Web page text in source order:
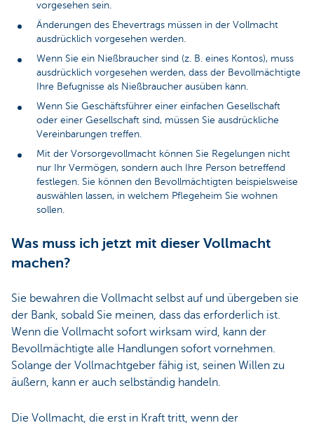
vorgesehen sein.
Änderungen des Ehevertrags müssen in der Vollmacht
ausdrücklich vorgesehen werden.
Wenn Sie ein Nießbraucher sind (z. B. eines Kontos), muss
ausdrücklich vorgesehen werden, dass der Bevollmächtigte
Ihre Befugnisse als Nießbraucher ausüben kann.
Wenn Sie Geschäftsführer einer einfachen Gesellschaft
oder einer Gesellschaft sind, müssen Sie ausdrückliche
Vereinbarungen treffen.
Mit der Vorsorgevollmacht können Sie Regelungen nicht
nur Ihr Vermögen, sondern auch Ihre Person betreffend
festlegen. Sie können den Bevollmächtigten beispielsweise
auswählen lassen, in welchem Pflegeheim Sie wohnen
sollen.
Was muss ich jetzt mit dieser Vollmacht
machen?
Sie bewahren die Vollmacht selbst auf und übergeben sie
der Bank, sobald Sie meinen, dass das erforderlich ist.
Wenn die Vollmacht sofort wirksam wird, kann der
Bevollmächtigte alle Handlungen sofort vornehmen.
Solange der Vollmachtgeber fähig ist, seinen Willen zu
äußern, kann er auch selbständig handeln.
Die Vollmacht, die erst in Kraft tritt, wenn der